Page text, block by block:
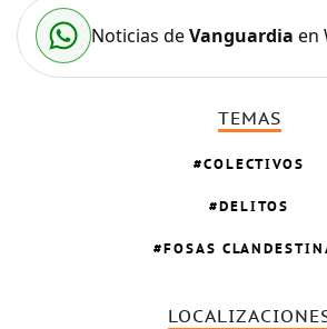
Noticias deVanguardia en
TEMAS
COLECTIVOS
DELITOS
FOSAS